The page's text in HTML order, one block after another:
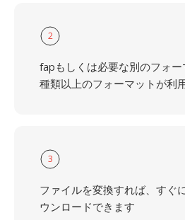
2
fapもしくは必要な別のフォ
種類以上のフォーマットが利
3
ファイルを変換すれば、すぐ
ウンロードできます